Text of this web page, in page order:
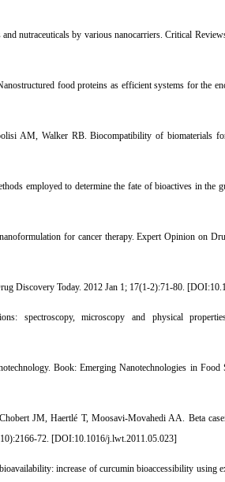
nutraceuticals by various nanocarriers. Critical
food proteins as efficient systems for the
Walker RB. Biocompatibility of biomaterials for
employed to determine the fate of bioactives in the
for cancer therapy. Expert Opinion on
Discovery Today. 2012 Jan 1; 17(1-2):71-80. [
microscopy and physical
Book: Emerging Nanotechnologies in Food
JM, Haertlé T, Moosavi-Movahedi AA. Beta
72. [DOI:10.1016/j.lwt.2011.05.023]
increase of curcumin bioaccessibility using